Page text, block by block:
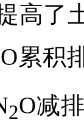
高了
O累积
2O减